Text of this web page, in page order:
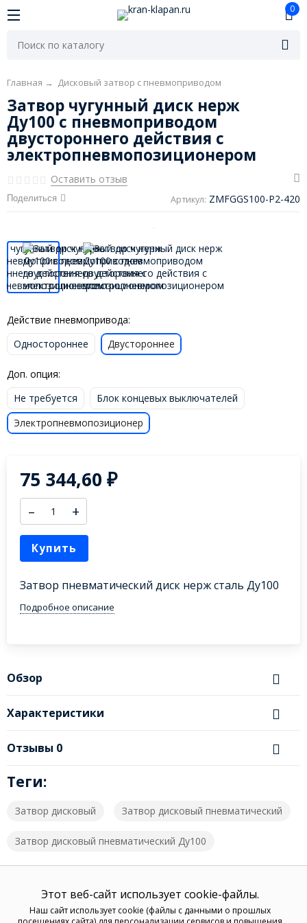
0
Главная → Дисковый затвор с пневмоприводом
Затвор чугунный диск нерж
Ду100 с пневмоприводом
двустороннего действия с
электропневмопозиционером
Оставить отзыв
Поделиться Артикул: ZMFGGS100-P2-420
Действие пневмопривода:
Одностороннее
Двустороннее
Доп. опция:
Не требуется
Блок концевых выключателей
Электропневмопозиционер
75 344,60₽
– +
Купить
Затвор пневматический диск нерж сталь Ду100
Подробное описание
Обзор
Характеристики
Отзывы 0
Теги:
Затвор дисковый Затвор дисковый пневматический
Затвор дисковый пневматический Ду100
Этот веб-сайт использует cookie-файлы.
Наш сайт использует cookie (файлы с данными о прошлых